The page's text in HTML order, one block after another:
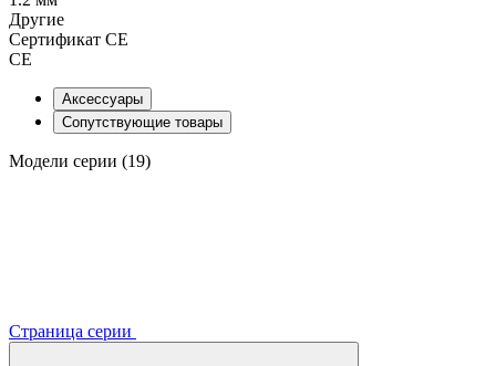
Другие
Сертификат CE
CE
Аксессуары
Сопутствующие товары
Модели серии (19)
Страница серии